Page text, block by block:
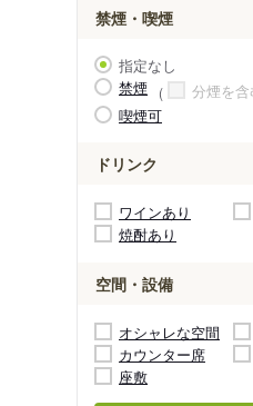
禁煙・喫煙
指定なし
禁煙
分煙を含
喫煙可
ドリンク
ワインあり
焼酎あり
空間・設備
オシャレな空間
カウンター席
座敷